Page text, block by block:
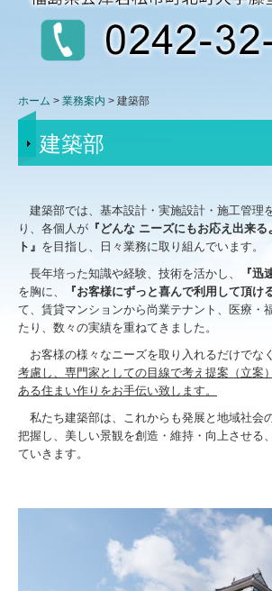
業務案内
工事部
ユミタホーム（戸建新築）
施工実績
土木工事
舗装工事
道路維持工事
公共工事・お城
医療・福祉施設
社会活動
ホーム 業務案内 建築部
建築部
建築部では、基本設計・実施設計・施工管理
り、各個人が 『どんな ニーズにもお応え出来
ト』 を目指し、日々業務に取り組んでいます。
長年培った知識や経験、技術を活かし、
『迅
を胸に、
『お客様にずっと喜んで利用して頂け
て、賃貸マンションから尚業テナント、医療・
たり、数々の実績を重ねてきました。
お客様の様々なニーズを取り入れるだけでなく
考慮し、専門家としての目線で考え提案（立案
ある住まい作りをお手伝い致します。
私たち建築部は、これからも発展と地域社会
把握し、美しい景観を創造・維持・向上させる
ていきます。